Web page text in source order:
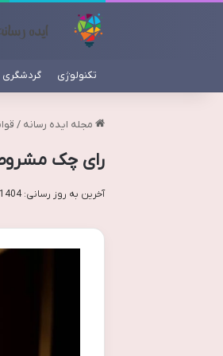
تکنولوژی گردشگری
مجله ایده رسانه /
رای چک
آخرین به روز رسانی: 19/06/1404